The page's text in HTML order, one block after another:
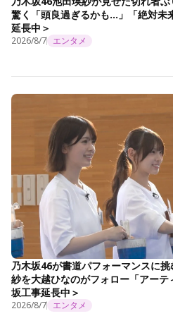
驚く「頭良過ぎるかも…」「絶対未
延長中＞
2026/8/7 エンタメ
乃木坂46が書道パフォーマンスに
紗を大越ひなのがフォロー「アー
坂工事延長中＞
2026/8/7 エンタメ